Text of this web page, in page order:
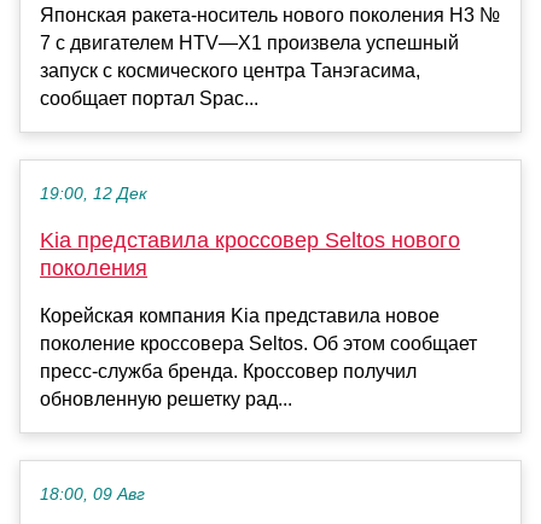
Японская ракета-носитель нового поколения H3 №
7 с двигателем HTV—X1 произвела успешный
запуск с космического центра Танэгасима,
сообщает портал Spac...
19:00, 12 Дек
Kia представила кроссовер Seltos нового
поколения
Корейская компания Kia представила новое
поколение кроссовера Seltos. Об этом сообщает
пресс-служба бренда. Кроссовер получил
обновленную решетку рад...
18:00, 09 Авг